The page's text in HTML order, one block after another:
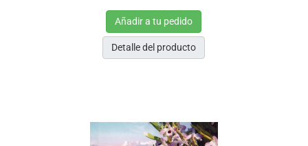
Añadir a tu pedido
Detalle del producto